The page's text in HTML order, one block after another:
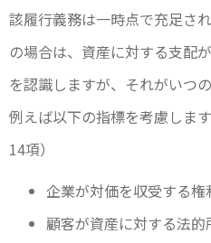
該履行義務は一時点で充足さ
の場合は、資産に対する支配
を認識しますが、それがいつ
例えば以下の指標を考慮しま
14項）
企業が対価を収受する権
顧客が資産に対する法